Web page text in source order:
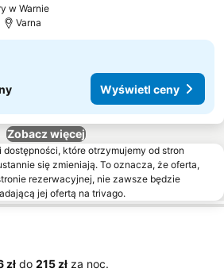
w WarnieWyświetl ceny
Varna
Wyświetl ceny
Zobacz więcej
dostępności, które otrzymujemy od stron
się zmieniają. To oznacza, że oferta,
rezerwacyjnej, nie zawsze będzie
jej ofertą na trivago.
zł do ‎215 zł za noc.